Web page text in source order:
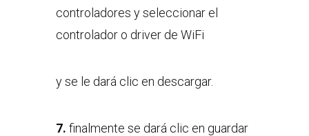
controladores y seleccionar el
controlador o driver de WiFi
y se le dará clic en descargar.
7. finalmente se dará clic en guardar